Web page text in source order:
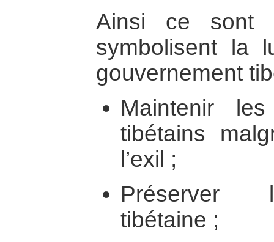
Ainsi ce sont
symbolisent la
gouvernement
Maintenir
tibétains
l’exil ;
Préserver
tibétaine ;